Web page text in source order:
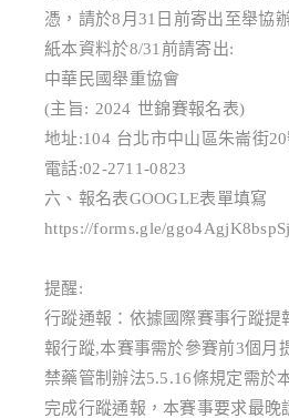
憑，請於8月31日前寄出至舉協
紙本資料於8/31前請寄出:
中華民國舉重協會
(主旨: 2024 世錦賽報名表)
地址:104 台北市中山區朱崙街
電話:02-2711-0823
六、報名表GOOGLE表單填寫
https://forms.gle/
提醒:
行蹤通報：依據國際賽事行蹤提
報行蹤,本賽事需於參賽前3個月
禁藥管制辦法5.5.16條規定需於
完成行蹤通報，本賽事要求最晚